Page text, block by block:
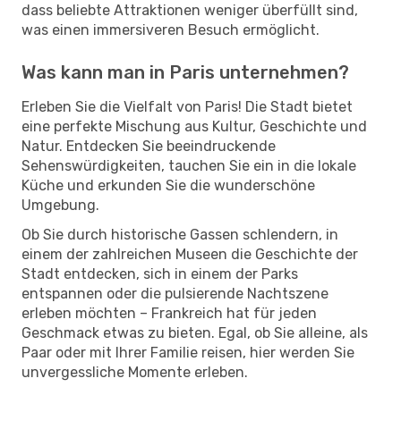
dass beliebte Attraktionen weniger überfüllt sind,
was einen immersiveren Besuch ermöglicht.
Was kann man in Paris unternehmen?
Erleben Sie die Vielfalt von Paris! Die Stadt bietet
eine perfekte Mischung aus Kultur, Geschichte und
Natur. Entdecken Sie beeindruckende
Sehenswürdigkeiten, tauchen Sie ein in die lokale
Küche und erkunden Sie die wunderschöne
Umgebung.
Ob Sie durch historische Gassen schlendern, in
einem der zahlreichen Museen die Geschichte der
Stadt entdecken, sich in einem der Parks
entspannen oder die pulsierende Nachtszene
erleben möchten – Frankreich hat für jeden
Geschmack etwas zu bieten. Egal, ob Sie alleine, als
Paar oder mit Ihrer Familie reisen, hier werden Sie
unvergessliche Momente erleben.